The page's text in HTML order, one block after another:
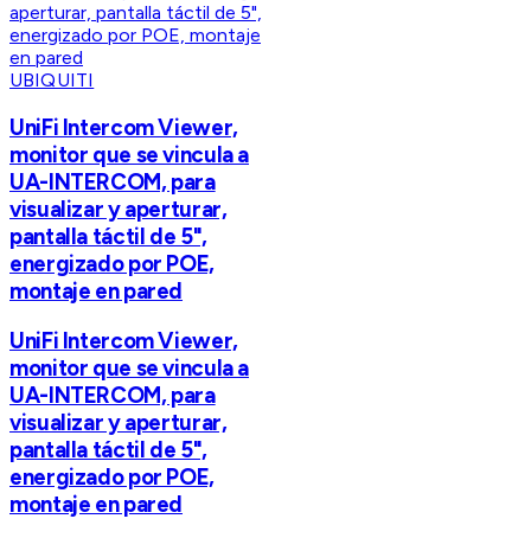
UBIQUITI
UniFi Intercom Viewer,
monitor que se vincula a
UA-INTERCOM, para
visualizar y aperturar,
pantalla táctil de 5",
energizado por POE,
montaje en pared
UniFi Intercom Viewer,
monitor que se vincula a
UA-INTERCOM, para
visualizar y aperturar,
pantalla táctil de 5",
energizado por POE,
montaje en pared